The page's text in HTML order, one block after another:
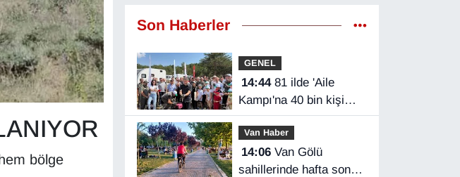
bölge
Son Haberler
GENEL
14:4481 ilde 'Aile
Kampı'na 40 bin kişi
katıldı
Van Haber
14:06Van Gölü
sahillerinde hafta sonu